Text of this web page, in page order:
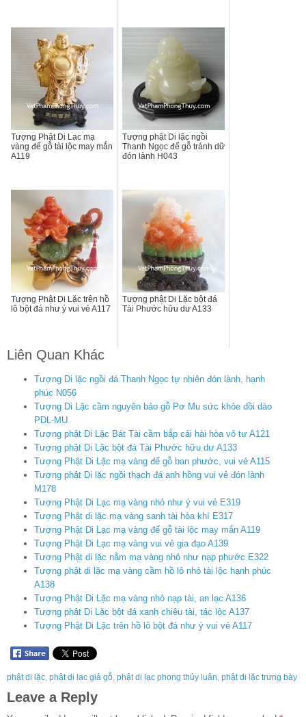
Tượng Phật Di Lạc mạ
vàng đế gỗ tài lộc may mắn
A119
Tượng phật Di lặc ngồi
Thanh Ngọc đế gỗ tránh dữ
đón lành H043
Tượng Phật Di Lặc trên hồ
lô bột đá như ý vui vẻ A117
Tượng phật Di Lặc bột đá
Tài Phước hữu dư A133
Liên Quan Khác
Tượng Di lặc ngồi đá Thanh Ngọc tự nhiên đón lành, hạnh
phúc N056
Tượng Di Lặc cầm nguyên bảo gỗ Pơ Mu sức khỏe dồi dào
PDL-MU
Tượng phật Di Lặc Bát Tài cầm bắp cải hài hòa vô tư A121
Tượng phật Di Lặc bột đá Tài Phước hữu dư A133
Tượng Phật Di Lặc mạ vàng đế gỗ ban phước, vui vẻ A115
Tượng phật Di lặc ngồi thạch đá anh hồng vui vẻ đón lành
M178
Tượng Phật Di Lạc mạ vàng nhỏ như ý vui vẻ E319
Tượng Phật di lặc mạ vàng sanh tài hòa khí E317
Tượng Phật Di Lạc mạ vàng đế gỗ tài lộc may mắn A119
Tượng Phật Di Lạc mạ vàng vui vẻ gia đạo A139
Tượng Phật di lặc nằm mạ vàng nhỏ như nạp phước E322
Tượng phật di lặc mạ vàng cầm hồ lô nhỏ tài lộc hạnh phúc
A138
Tượng Phật Di Lặc mạ vàng nhỏ nạp tài, an lạc A136
Tượng phật Di Lặc bột đá xanh chiêu tài, tác lộc A137
Tượng Phật Di Lặc trên hồ lô bột đá như ý vui vẻ A117
phật di lặc phật di lạc giả gỗ phật di lạc phong thủy luân phật di lặc trưng bày
Leave a Reply